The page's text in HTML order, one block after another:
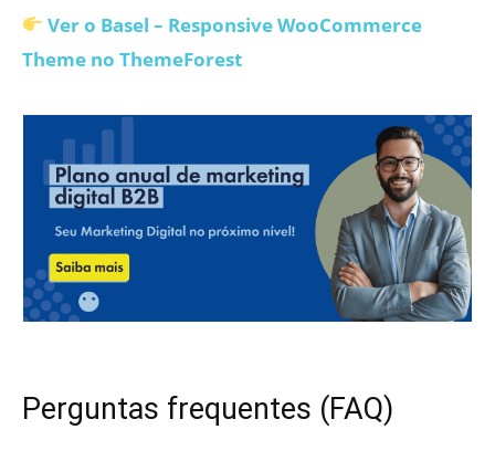
Ver o Basel – Responsive WooCommerce
Theme no ThemeForest
Perguntas frequentes (FAQ)